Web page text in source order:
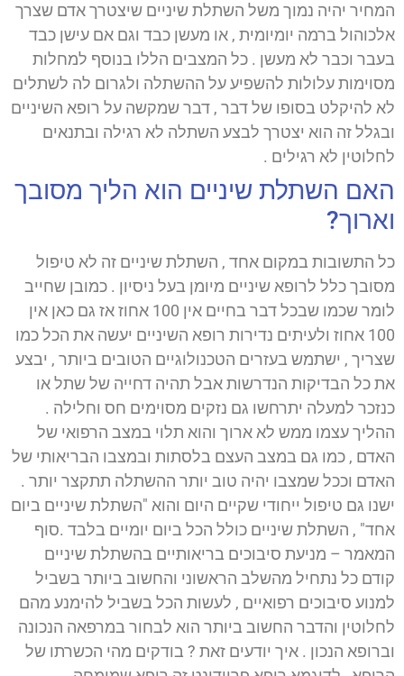
המחיר יהיה נמוך משל השתלת שיניים שיצטרך אדם שצרך
אלכוהול ברמה יומיומית , או מעשן כבד וגם אם עישן כבד
בעבר וכבר לא מעשן . כל המצבים הללו בנוסף למחלות
מסוימות עלולות להשפיע על ההשתלה ולגרום לה לשתלים
לא להיקלט בסופו של דבר , דבר שמקשה על רופא השיניים
ובגלל זה הוא יצטרך לבצע השתלה לא רגילה ובתנאים
לחלוטין לא רגילים .
האם השתלת שיניים הוא הליך מסובך
וארוך?
כל התשובות במקום אחד , השתלת שיניים זה לא טיפול
מסובך כלל לרופא שיניים מיומן בעל ניסיון . כמובן שחייב
לומר שכמו שבכל דבר בחיים אין 100 אחוז אז גם כאן אין
100 אחוז ולעיתים נדירות רופא השיניים יעשה את הכל כמו
שצריך , ישתמש בעזרים הטכנולוגיים הטובים ביותר , יבצע
את כל הבדיקות הנדרשות אבל תהיה דחייה של שתל או
כנזכר למעלה יתרחשו גם נזקים מסוימים חס וחלילה .
ההליך עצמו ממש לא ארוך והוא תלוי במצב הרפואי של
האדם , כמו גם במצב העצם בלסתות ובמצבו הבריאותי של
האדם וככל שמצבו יהיה טוב יותר ההשתלה תתקצר יותר .
ישנו גם טיפול ייחודי שקיים היום והוא "השתלת שיניים ביום
אחד" , השתלת שיניים כולל הכל ביום יומיים בלבד .סוף
המאמר – מניעת סיבוכים בריאותיים בהשתלת שיניים
קודם כל נתחיל מהשלב הראשוני והחשוב ביותר בשביל
למנוע סיבוכים רפואיים , לעשות הכל בשביל להימנע מהם
לחלוטין והדבר החשוב ביותר הוא לבחור במרפאה הנכונה
וברופא הנכון . איך יודעים זאת ? בודקים מהי הכשרתו של